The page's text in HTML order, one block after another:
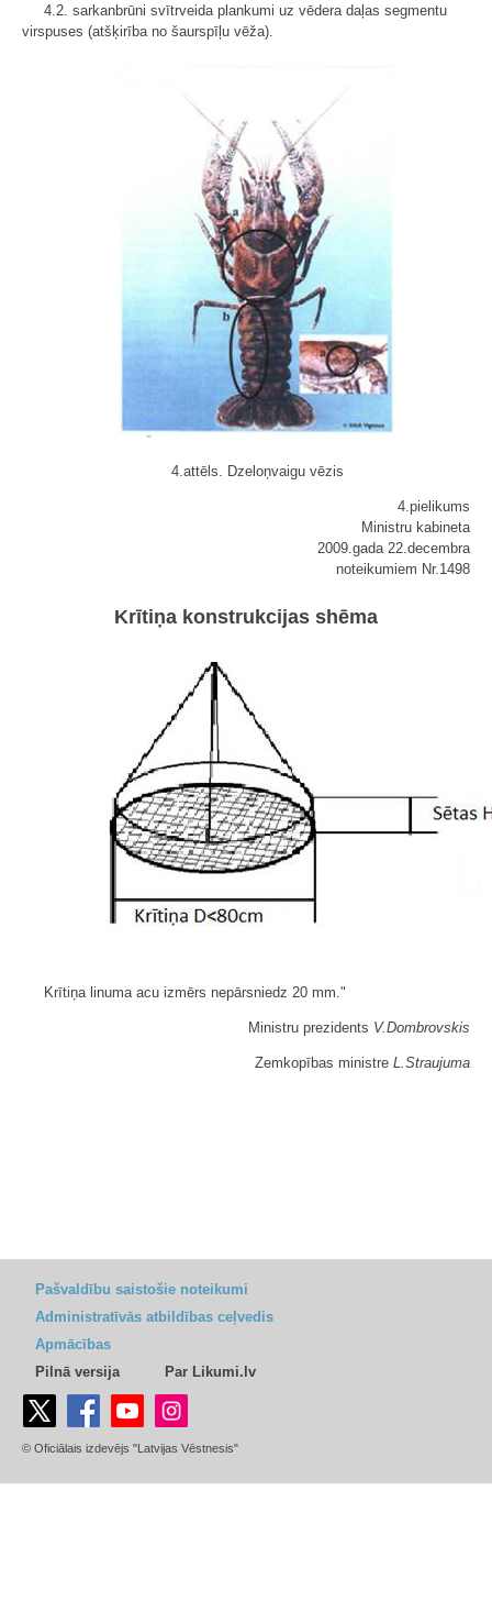
4.2. sarkanbrūni svītrveida plankumi uz vēdera daļas segmentu
virspuses (atšķirība no šaurspīļu vēža).
4.attēls. Dzeloņvaigu vēzis
4.pielikums
Ministru kabineta
2009.gada 22.decembra
noteikumiem Nr.1498
Krītiņa konstrukcijas shēma
Krītiņa linuma acu izmērs nepārsniedz 20 mm."
Ministru prezidents V.Dombrovskis
Zemkopības ministre L.Straujuma
Pašvaldību saistošie noteikumi
Administratīvās atbildības ceļvedis
Apmācības
Pilnā versija
Par Likumi.lv
© Oficiālais izdevējs "Latvijas Vēstnesis"